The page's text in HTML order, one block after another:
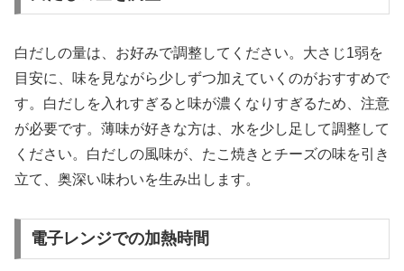
白だしの量は、お好みで調整してください。大さじ1弱を
目安に、味を見ながら少しずつ加えていくのがおすすめで
す。白だしを入れすぎると味が濃くなりすぎるため、注意
が必要です。薄味が好きな方は、水を少し足して調整して
ください。白だしの風味が、たこ焼きとチーズの味を引き
立て、奥深い味わいを生み出します。
電子レンジでの加熱時間